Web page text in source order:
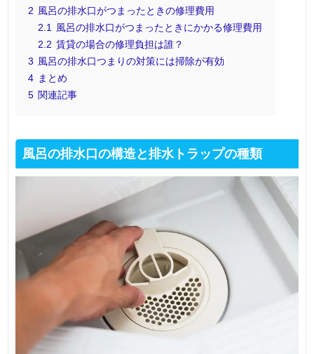
2
風呂の排水口がつまったときの修理費用
2.1
風呂の排水口がつまったときにかかる修理費用
2.2 賃貸の場合の修理負担は誰？
3
風呂の排水口つまりの対策には掃除が有効
4 まとめ
5 関連記事
風呂の排水口の構造と排水トラップの種類